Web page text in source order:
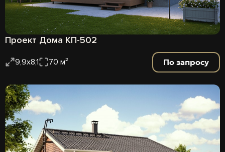
Проект Дома КП-502
9,9х8,1 70 м² По запросу